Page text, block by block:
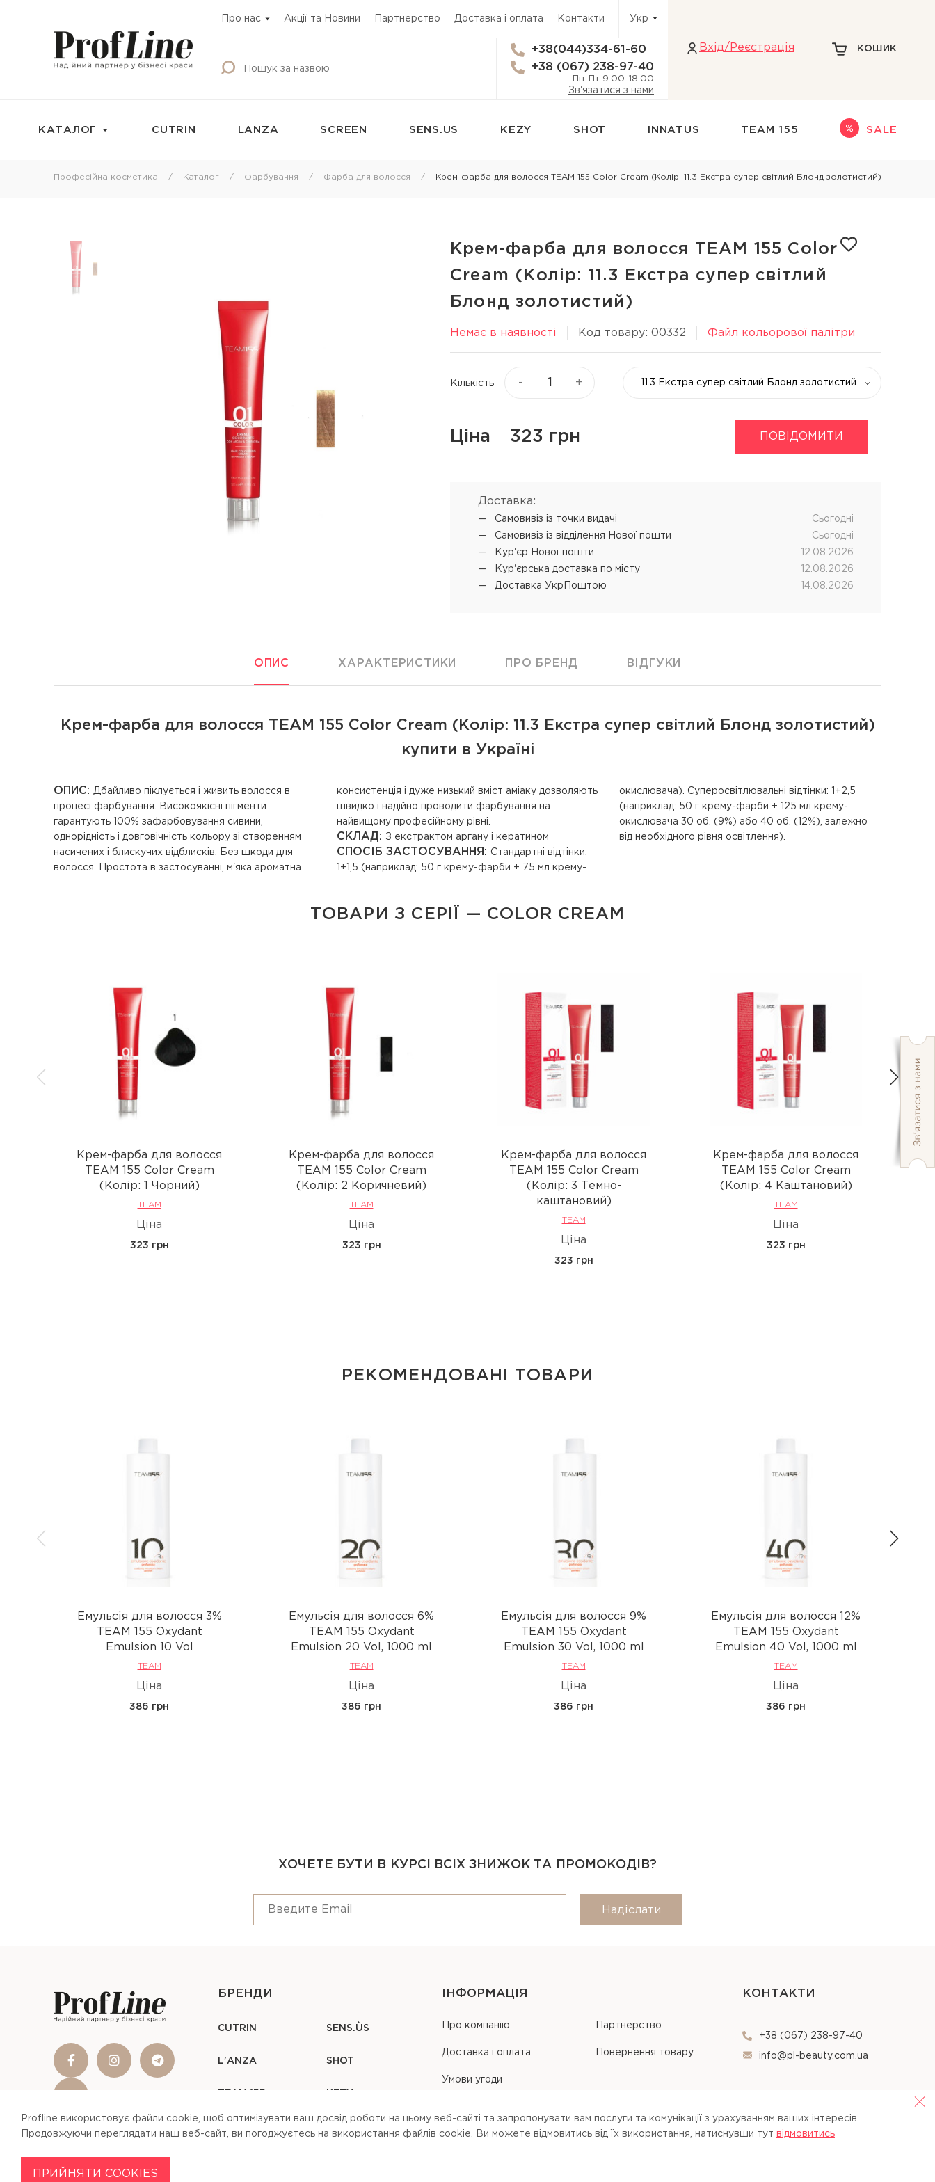
Про нас Акції та Новини Партнерство Доставка і оплата Контакти Укр
+38(044)334-61-60
+38 (067) 238-97-40
Пн-Пт 9:00-18:00
Зв'язатися з нами
Вхiд/Реєстрація КОШИК
КАТАЛОГ
Окисник
Маска тонуюча для волосся
Камуфляж для волосся
Спрей для волосся
Ампули для волосся
▼ Показати ще
Мус для волосся
Спрей для укладки волосся
Лікування шкіри голови
Лосьйон для шкіри голови
ТЕРМОЗАХИСТ
ДЛЯ БЛОНДИНОК
Догляд за шкірою
Догляд за тілом
L'ANZA Keratin Healing Oil
SENSUS реконструкція
кератинове відновлення
SHOT BI POWER миттєве
Концентрат-відновник CUTRIN MUOTO біозавивка
CUTRIN LANZA SCREEN SENS.US KEZY SHOT INNATUS TEAM 155 SALE
Професійна косметика Каталог Фарбування Фарба для волосся Крем-фарба для волосся TEAM 155 Color Cream (Колір: 11.3 Екстра супер світлий Блонд золотистий)
Крем-фарба для волосся TEAM 155 Color
Cream (Колір: 11.3 Екстра супер світлий
Блонд золотистий)
Немає в наявності Код товару: 00332 Файл кольорової палітри
Кількість - + 11.3 Екстра супер світлий Блонд золотистий
Ціна 323 грн ПОВІДОМИТИ
Доставка:
Самовивіз iз точки видачі
Cьогодні
Самовивіз iз відділення Нової пошти
Cьогодні
Кур'єр Нової пошти
12.08.2026
Кур'єрська доставка по місту
12.08.2026
Доставка УкрПоштою
14.08.2026
ОПИС ХАРАКТЕРИСТИКИ ПРО БРЕНД ВІДГУКИ
Крем-фарба для волосся TEAM 155 Color Cream (Колір: 11.3 Екстра супер світлий Блонд золотистий)
купити в Україні
ОПИС: Дбайливо піклується і живить волосся в
процесі фарбування. Високоякісні пігменти
гарантують 100% зафарбовування сивини,
однорідність і довговічність кольору зі створенням
насичених і блискучих відблисків. Без шкоди для
волосся. Простота в застосуванні, м'яка ароматна
консистенція і дуже низький вміст аміаку дозволяють
швидко і надійно проводити фарбування на
найвищому професійному рівні.
СКЛАД: З екстрактом аргану і кератином
СПОСІБ ЗАСТОСУВАННЯ: Стандартні відтінки:
1+1,5 (наприклад: 50 г крему-фарби + 75 мл крему-
окислювача). Суперосвітлювальні відтінки: 1+2,5
(наприклад: 50 г крему-фарби + 125 мл крему-
окислювача 30 об. (9%) або 40 об. (12%), залежно
від необхідного рівня освітлення).
ТОВАРИ З СЕРІЇ — COLOR CREAM
Крем-фарба для волосся
TEAM 155 Color Cream
(Колір: 1 Чорний)
TEAM
Ціна
323 грн
Крем-фарба для волосся
TEAM 155 Color Cream
(Колір: 2 Коричневий)
TEAM
Ціна
323 грн
Крем-фарба для волосся
TEAM 155 Color Cream
(Колір: 3 Темно-
каштановий)
TEAM
Ціна
323 грн
Крем-фарба для волосся
TEAM 155 Color Cream
(Колір: 4 Каштановий)
TEAM
Ціна
323 грн
РЕКОМЕНДОВАНІ ТОВАРИ
Емульсія для волосся 3%
TEAM 155 Oxydant
Emulsion 10 Vol
TEAM
Ціна
386 грн
Емульсія для волосся 6%
TEAM 155 Oxydant
Emulsion 20 Vol, 1000 ml
TEAM
Ціна
386 грн
Емульсія для волосся 9%
TEAM 155 Oxydant
Emulsion 30 Vol, 1000 ml
TEAM
Ціна
386 грн
Емульсія для волосся 12%
TEAM 155 Oxydant
Emulsion 40 Vol, 1000 ml
TEAM
Ціна
386 грн
ХОЧЕТЕ БУТИ В КУРСІ ВСІХ ЗНИЖОК ТА ПРОМОКОДІВ?
Надіслати
БРЕНДИ
CUTRIN SENS.ÙS
L'ANZA SHOT
ІНФОРМАЦІЯ
Про компанію Партнерство
Доставка і оплата Повернення товару
Умови угоди
КОНТАКТИ
+38 (067) 238-97-40
info@pl-beauty.com.ua
Profline використовує файли cookie, щоб оптимізувати ваш досвід роботи на цьому веб-сайті та запропонувати вам послуги та комунікації з урахуванням ваших інтересів.
Продовжуючи переглядати наш веб-сайт, ви погоджуєтесь на використання файлів cookie. Ви можете вiдмовитись вiд їх використання, натиснувши тут вiдмовитись
ПРИЙНЯТИ COOKIES